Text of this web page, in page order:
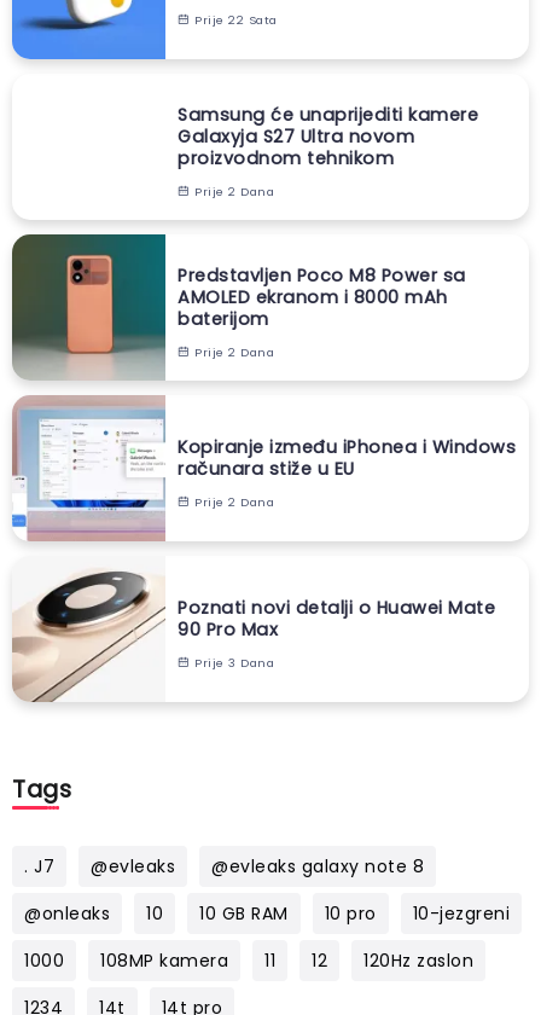
Prije 22 Sata
Samsung će unaprijediti kamere
Galaxyja S27 Ultra novom
proizvodnom tehnikom
Prije 2 Dana
Predstavljen Poco M8 Power sa
AMOLED ekranom i 8000 mAh
baterijom
Prije 2 Dana
Kopiranje između iPhonea i Windows
računara stiže u EU
Prije 2 Dana
Poznati novi detalji o Huawei Mate
90 Pro Max
Prije 3 Dana
Tags
. J7 @evleaks
@evleaks galaxy note 8
@onleaks
10 10 GB RAM 10 pro
10-jezgreni
1000
108MP kamera 11 12
120Hz zaslon
1234
14t 14t pro